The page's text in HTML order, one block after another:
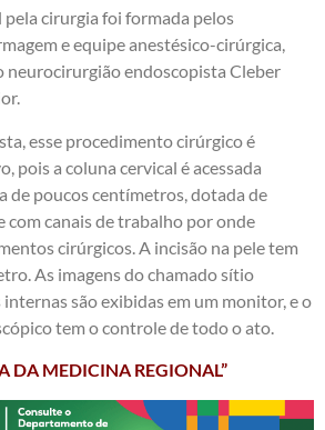
cirurgia foi formada pelos
e equipe anestésico-cirúrgica,
neurocirurgião endoscopista Cleber
esse procedimento cirúrgico é
pois a coluna cervical é acessada
de poucos centímetros, dotada de
com canais de trabalho por onde
cirúrgicos. A incisão na pele tem
As imagens do chamado sítio
são exibidas em um monitor, e o
tem o controle de todo o ato.
DA MEDICINA REGIONAL”